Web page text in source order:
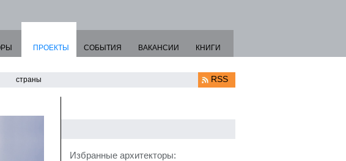
ПРОЕКТЫ
страны
СОБЫТИЯ ВАКАНСИИ КНИГИ
RSS
Избранные архитекторы: